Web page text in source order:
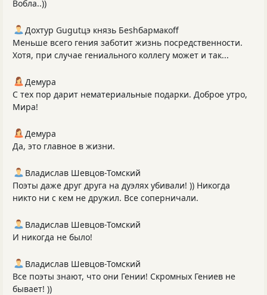
Вобла..))
Дохтур Gugutцэ князь Беshбармакоff
Меньше всего гения заботит жизнь посредственности.
Хотя, при случае гениального коллегу может и так...
Демура
С тех пор дарит нематериальные подарки. Доброе утро,
Мира!
Демура
Да, это главное в жизни.
Владислав Шевцов-Томский
Поэты даже друг друга на дуэлях убивали! )) Никогда
никто ни с кем не дружил. Все соперничали.
Владислав Шевцов-Томский
И никогда не было!
Владислав Шевцов-Томский
Все поэты знают, что они Гении! Скромных Гениев не
бывает! ))